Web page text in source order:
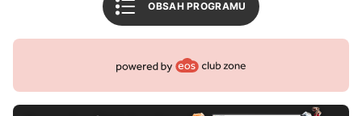
OBSAH PROGRAMU